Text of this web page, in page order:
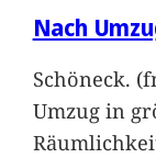
Nach
Schöneck.
Umzug in